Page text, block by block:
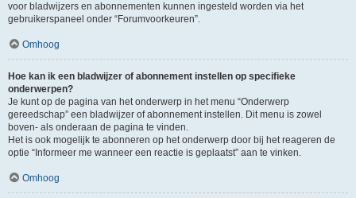
voor bladwijzers en abonnementen kunnen ingesteld worden via het
gebruikerspaneel onder “Forumvoorkeuren”.
Omhoog
Hoe kan ik een bladwijzer of abonnement instellen op specifieke
onderwerpen?
Je kunt op de pagina van het onderwerp in het menu “Onderwerp
gereedschap” een bladwijzer of abonnement instellen. Dit menu is zowel
boven- als onderaan de pagina te vinden.
Het is ook mogelijk te abonneren op het onderwerp door bij het reageren de
optie “Informeer me wanneer een reactie is geplaatst” aan te vinken.
Omhoog